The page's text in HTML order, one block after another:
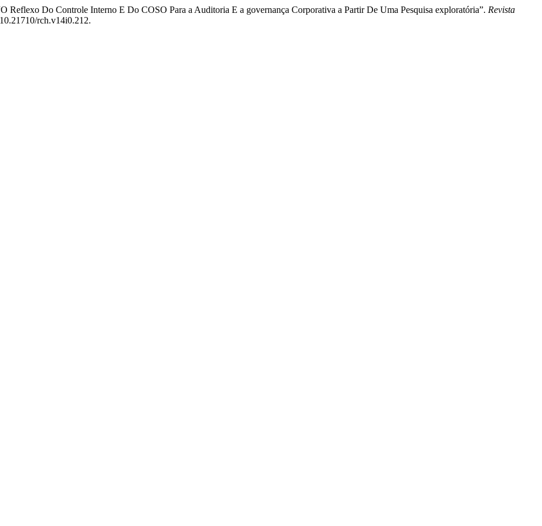
Reflexo Do Controle Interno E Do COSO Para a Auditoria E a governança Corporativa a Partir De Uma Pesquisa exploratória”. Revista
rch.v14i0.212.